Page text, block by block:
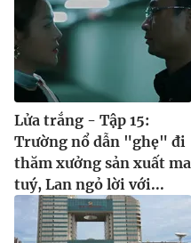
Lửa trắng - Tập 15:
Trường nổ dẫn "ghẹ" đi
thăm xưởng sản xuất ma
tuý, Lan ngỏ lời với...